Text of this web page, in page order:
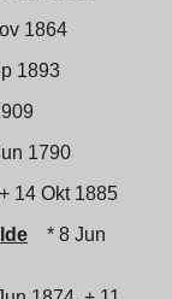
1864
1893
1790
14 Okt 1885
* 8 Jun